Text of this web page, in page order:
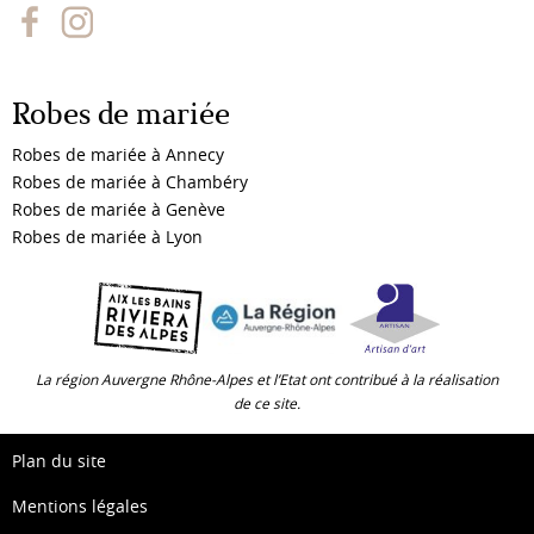
Robes de mariée
Robes de mariée à Annecy
Robes de mariée à Chambéry
Robes de mariée à Genève
Robes de mariée à Lyon
La région Auvergne Rhône-Alpes et l’Etat ont contribué à la réalisation
de ce site.
Plan du site
Mentions légales